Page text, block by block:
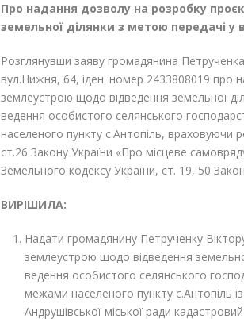
Про надання дозволу на розробку
земельної ділянки з метою передачі у
Розглянувши заяву громадянина
вул.Нижня, 64, іден. номер 2433808019 про
землеустрою щодо відведення земельної
ведення особистого селянського
населеного пункту с.Антопіль, враховуючи
ст.26 Закону України «Про місцеве
Земельного кодексу України, ст. 19, 50
ВИРІШИЛА:
Надати громадянину Петрученку
землеустрою щодо відведення
ведення особистого селянського
межами населеного пункту с.Антопіль
Андрушівської міської ради